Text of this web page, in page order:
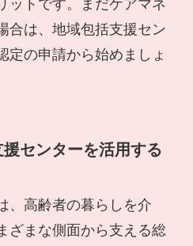
ットです。まだケアマネ
合は、地域包括支援セン
定の申請から始めましょ
センターを活用する
、高齢者の暮らしを介
ざまな側面から支える総